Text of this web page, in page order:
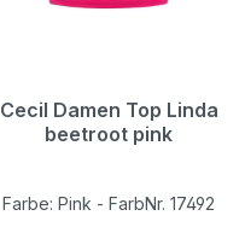
Cecil Damen Top Linda
beetroot pink
Farbe: Pink - FarbNr. 17492